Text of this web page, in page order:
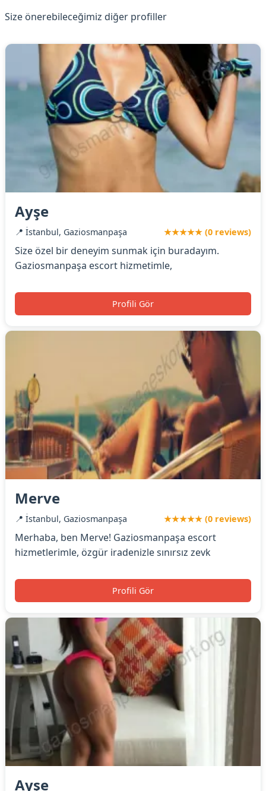
Size önerebileceğimiz diğer profiller
Ayşe
📍 İstanbul, Gaziosmanpaşa ★★★★★ (0 reviews)
Size özel bir deneyim sunmak için buradayım.
Gaziosmanpaşa escort hizmetimle,
Profili Gör
Merve
📍 İstanbul, Gaziosmanpaşa ★★★★★ (0 reviews)
Merhaba, ben Merve! Gaziosmanpaşa escort
hizmetlerimle, özgür iradenizle sınırsız zevk
Profili Gör
Ayşe